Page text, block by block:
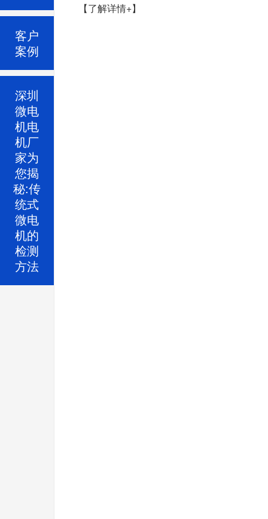
【了解详情+】
客户
案例
深圳
微电
机电
机厂
家为
您揭
秘:传
统式
微电
机的
检测
方法